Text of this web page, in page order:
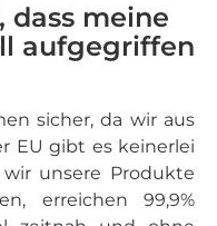
dass meine
aufgegriffen
sicher, da wir aus
EU gibt es keinerlei
unsere Produkte
erreichen 99,9%